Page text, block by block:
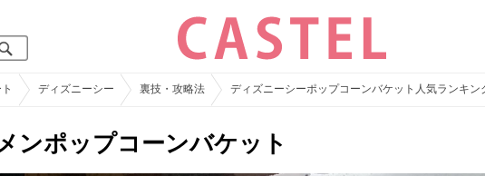
ディズニーシー 裏技・攻略法 ディズニーシーポップコーンバケット人気ランキ
ンポップコーンバケット